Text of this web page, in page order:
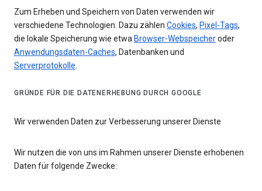
Zum Erheben und Speichern von Daten verwenden wir
verschiedene Technologien. Dazu zählen Cookies, Pixel-Tags,
die lokale Speicherung wie etwa Browser-Webspeicheroder
Anwendungsdaten-Caches, Datenbanken und
Serverprotokolle.
GRÜNDE FÜR DIE DATENERHEBUNG DURCH GOOGLE
Wir verwenden Daten zur Verbesserung unserer Dienste
Wir nutzen die von uns im Rahmen unserer Dienste erhobenen
Daten für folgende Zwecke: